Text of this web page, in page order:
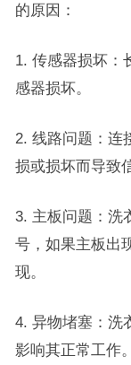
的原因：
1. 传感器损坏：
感器损坏。
2. 线路问题：连
损或损坏而导致
3. 主板问题：洗
号，如果主板出
现。
4. 异物堵塞：洗
影响其正常工作。